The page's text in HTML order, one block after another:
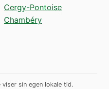
Cergy-Pontoise
Chambéry
viser sin egen lokale tid.